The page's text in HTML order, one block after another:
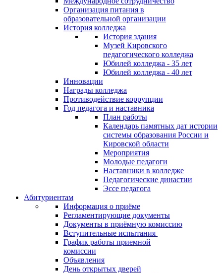
Организация питания в
образовательной организации
История колледжа
История здания
Музей Кировского
педагогического колледжа
Юбилей колледжа - 35 лет
Юбилей колледжа - 40 лет
Инновации
Награды колледжа
Противодействие коррупции
Год педагога и наставника
План работы
Календарь памятных дат истории
системы образования России и
Кировской области
Мероприятия
Молодые педагоги
Наставники в колледже
Педагогические династии
Эссе педагога
Абитуриентам
Информация о приёме
Регламентирующие документы
Документы в приёмную комиссию
Вступительные испытания
График работы приемной
комиссии
Объявления
День открытых дверей